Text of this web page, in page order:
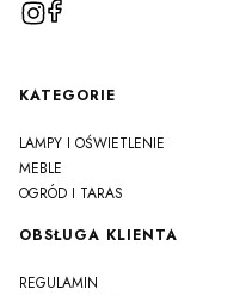
Linki w stopce
KATEGORIE
LAMPY I OŚWIETLENIE
MEBLE
OGRÓD I TARAS
OBSŁUGA KLIENTA
REGULAMIN